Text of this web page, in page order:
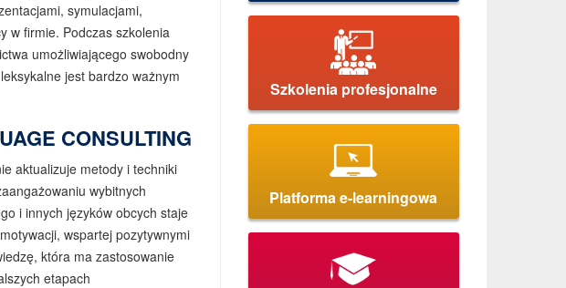
symulacjami,
w firmie. Podczas szkolenia
umożliwiającego swobodny
jest bardzo ważnym
CONSULTING
aktualizuje metody i techniki
wybitnych
i innych języków obcych staje
wspartej pozytywnymi
która ma zastosowanie
etapach
Szkolenia profesjonalne
Platforma e-learningowa